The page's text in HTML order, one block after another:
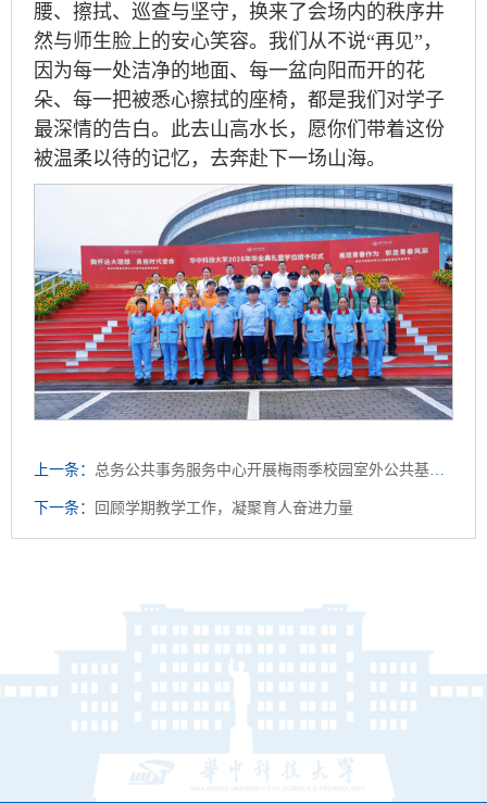
腰、擦拭、巡查与坚守，换来了会场内的秩序井
然与师生脸上的安心笑容。我们从不说“再见”，
因为每一处洁净的地面、每一盆向阳而开的花
朵、每一把被悉心擦拭的座椅，都是我们对学子
最深情的告白。此去山高水长，愿你们带着这份
被温柔以待的记忆，去奔赴下一场山海。
上一条： 总务公共事务服务中心开展梅雨季校园室外公共基础设施安全大排查
下一条： 回顾学期教学工作，凝聚育人奋进力量